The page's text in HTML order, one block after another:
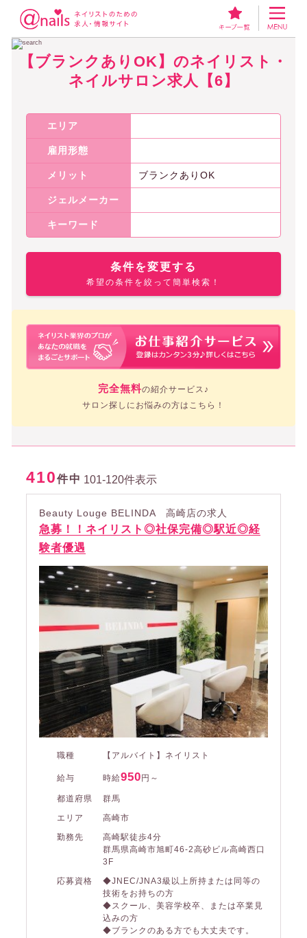
ネイリスト・ネイルサロンの求人アットネイルズ 【ブランクありOK】の
【ブランクありOK】のネイリスト・
ネイルサロン求人【6】
エリア
雇用形態
メリット ブランクありOK
ジェルメーカー
キーワード
条件を変更する
希望の条件を絞って簡単検索！
完全無料の紹介サービス♪
サロン探しにお悩みの方はこちら！
410件中 101-120件表示
Beauty Louge BELINDA 高崎店の求人
急募！！ネイリスト◎社保完備◎駅近◎経
験者優遇
職種 【アルバイト】ネイリスト
給与 時給950円～
都道府県
群馬
エリア
高崎市
勤務先
高崎駅徒歩4分
群馬県高崎市旭町46-2高砂ビル高崎西口
3F
応募資格
◆JNEC/JNA3級以上所持または同等の
技術をお持ちの方
◆スクール、美容学校卒、または卒業見
込みの方
◆ブランクのある方でも大丈夫です。